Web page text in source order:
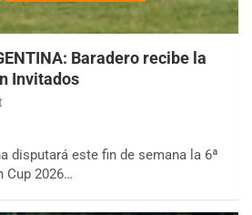
Baradero recibe la
Invitados
disputará este fin de semana la 6ª
Cup 2026…